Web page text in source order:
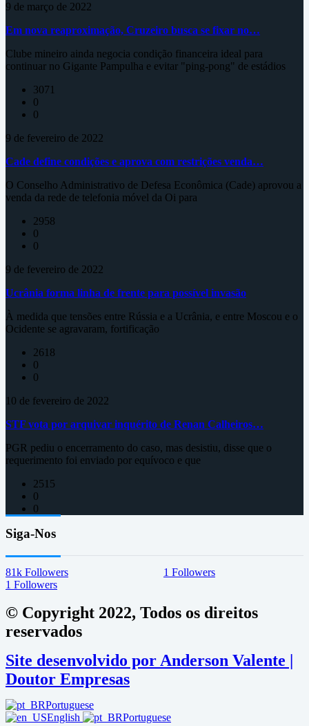
9 de março de 2022
Em nova reaproximação, Cruzeiro busca se fixar no…
Clube mineiro ainda negocia condição financeira ideal para
continuar no Gigante Pampulha e evitar "ping-pong" de estádios
3071
0
0
9 de fevereiro de 2022
Cade define condições e aprova com restrições venda…
O Conselho Administrativo de Defesa Econômica (Cade) aprovou a
venda da rede de telefonia móvel da Oi para
2958
0
0
9 de fevereiro de 2022
Ucrânia forma linha de frente para possível invasão
À medida que tensões entre Rússia e a Ucrânia, e entre Moscou e o
Ocidente se agravaram, fortificação
2618
0
0
10 de fevereiro de 2022
STF vota por arquivar inquérito de Renan Calheiros…
PGR pediu o encerramento do caso, mas desistiu, disse que o
requerimento foi enviado por equívoco e que
2515
0
0
Siga-Nos
81k Followers 1 Followers
1 Followers
© Copyright 2022, Todos os direitos
reservados
Site desenvolvido por Anderson Valente |
Doutor Empresas
Portuguese
English
Portuguese